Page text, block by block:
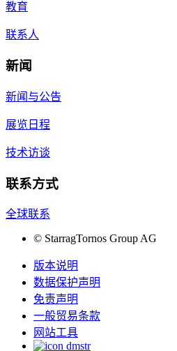
教育
联系人
新闻
新闻与公告
展览日程
技术访谈
联系方式
全球联系
© StarragTornos Group AG
版本说明
数据保护声明
免责声明
一般贸易条款
网站工具